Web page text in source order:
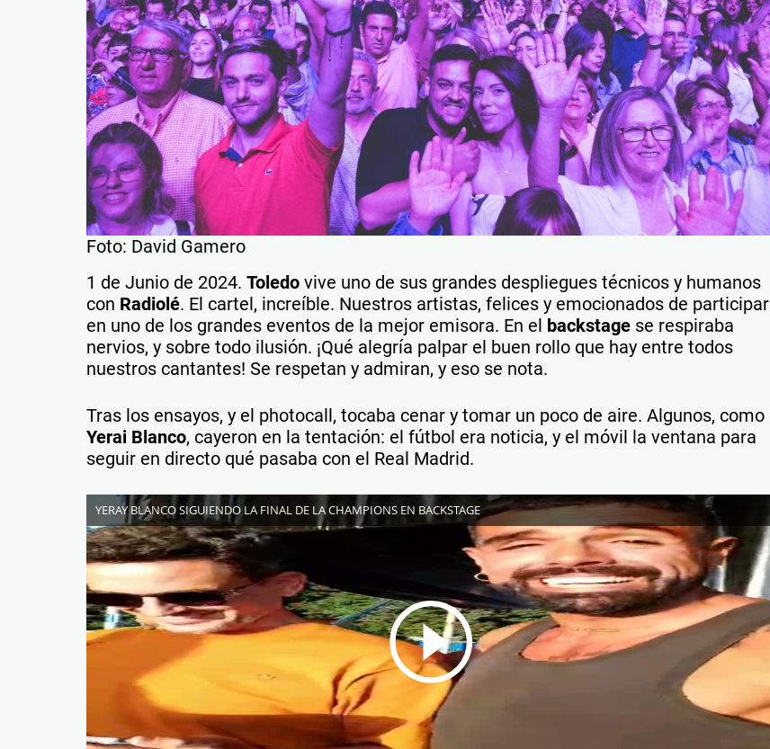
Foto: David Gamero
1 de Junio de 2024. Toledo vive uno de sus grandes despliegues técnicos y humanos
con Radiolé. El cartel, increíble. Nuestros artistas, felices y emocionados de participar
en uno de los grandes eventos de la mejor emisora. En el backstage se respiraba
nervios, y sobre todo ilusión. ¡Qué alegría palpar el buen rollo que hay entre todos
nuestros cantantes! Se respetan y admiran, y eso se nota.
Tras los ensayos, y el photocall, tocaba cenar y tomar un poco de aire. Algunos, como
Yerai Blanco, cayeron en la tentación: el fútbol era noticia, y el móvil la ventana para
seguir en directo qué pasaba con el Real Madrid.